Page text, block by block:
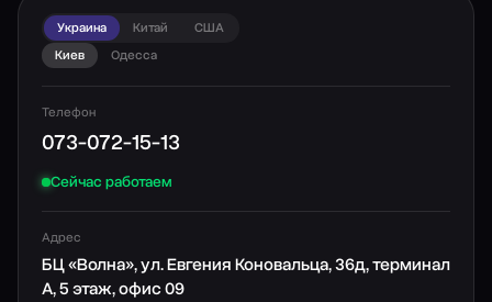
Украина Китай
США
Киев
Одесса
Телефон
073-072-15-13
Сейчас работаем
Адрес
БЦ «Волна», ул. Евгения Коновальца, 36д, терминал
А, 5 этаж, офис 09